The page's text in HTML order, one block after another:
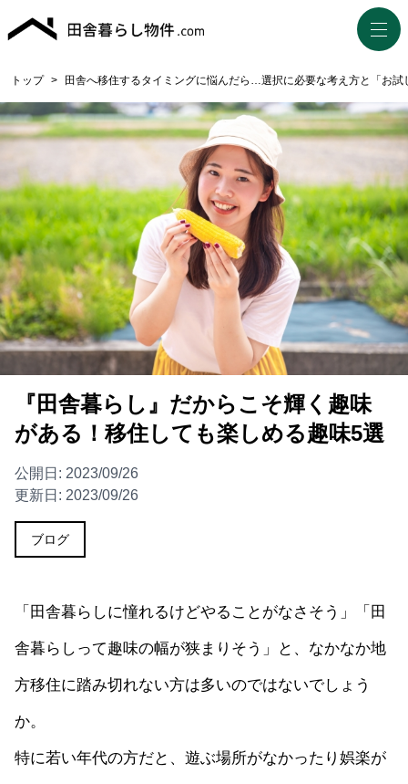
トップ > 田舎へ移住するタイミングに悩んだら…選択に必要な考え方と「お試
『田舎暮らし』だからこそ輝く趣味
がある！移住しても楽しめる趣味5選
公開日: 2023/09/26
更新日: 2023/09/26
ブログ
「田舎暮らしに憧れるけどやることがなさそう」「田
舎暮らしって趣味の幅が狭まりそう」と、なかなか地
方移住に踏み切れない方は多いのではないでしょう
か。
特に若い年代の方だと、遊ぶ場所がなかったり娯楽が